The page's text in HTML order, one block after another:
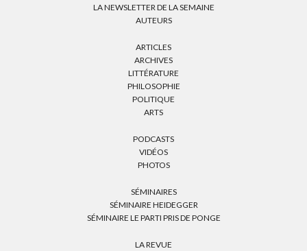
LA NEWSLETTER DE LA SEMAINE
AUTEURS
ARTICLES
ARCHIVES
LITTÉRATURE
PHILOSOPHIE
POLITIQUE
ARTS
PODCASTS
VIDÉOS
PHOTOS
SÉMINAIRES
SÉMINAIRE HEIDEGGER
SÉMINAIRE LE PARTI PRIS DE PONGE
LA REVUE